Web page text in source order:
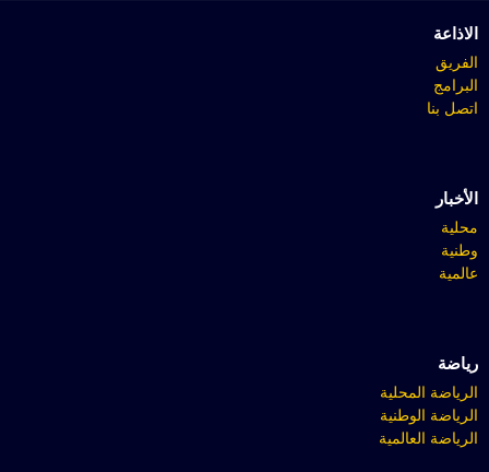
الاذاعة
الفريق
البرامج
اتصل بنا
الأخبار
محلية
وطنية
عالمية
رياضة
الرياضة المحلية
الرياضة الوطنية
الرياضة العالمية